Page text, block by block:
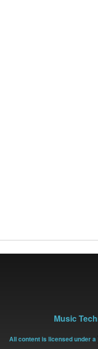
Music
All content is licensed under a